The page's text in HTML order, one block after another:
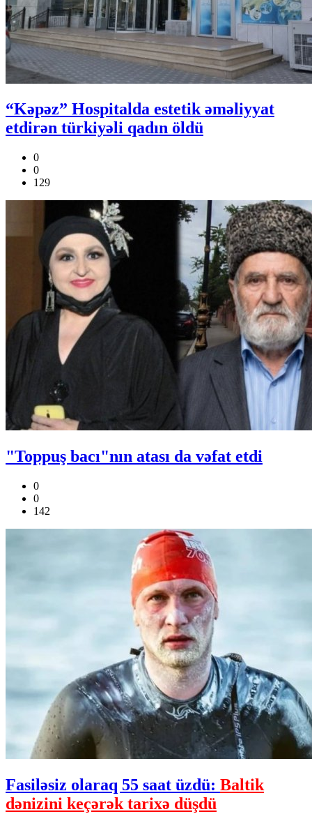
“Kəpəz” Hospitalda estetik əməliyyat
etdirən türkiyəli qadın öldü
0
0
129
"Toppuş bacı"nın atası da vəfat etdi
0
0
142
Fasiləsiz olaraq 55 saat üzdü: Baltik
dənizini keçərək tarixə düşdü